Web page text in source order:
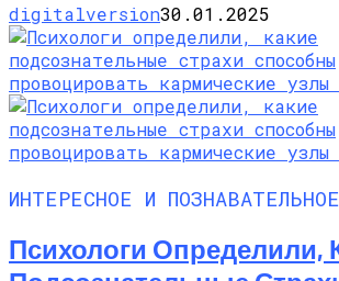
digitalversion30.01.2025
ИНТЕРЕСНОЕ И ПОЗНАВАТЕЛЬНОЕ
Психологи Определили,